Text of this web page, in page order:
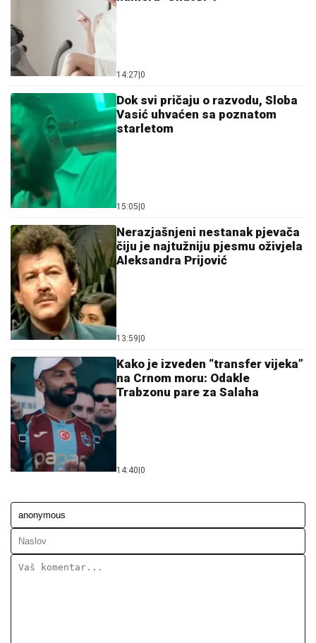
14:27 0
Dok svi pričaju o razvodu, Sloba
Vasić uhvaćen sa poznatom
starletom
15:05 0
Nerazjašnjeni nestanak pjevača
čiju je najtužniju pjesmu oživjela
Aleksandra Prijović
13:59 0
Kako je izveden “transfer vijeka”
na Crnom moru: Odakle
Trabzonu pare za Salaha
14:40 0